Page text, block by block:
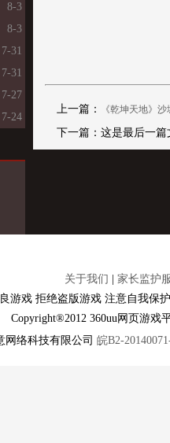
8-3
8-3
7-31
7-31
7-27
7-24
上一篇： 《乾坤天地》
下一篇：这是最后一篇
关于我们
家长监护
游戏 拒绝盗版游戏 注意自我保
Copyright®2012 360uu网页游
网络科技有限公司 皖B2-